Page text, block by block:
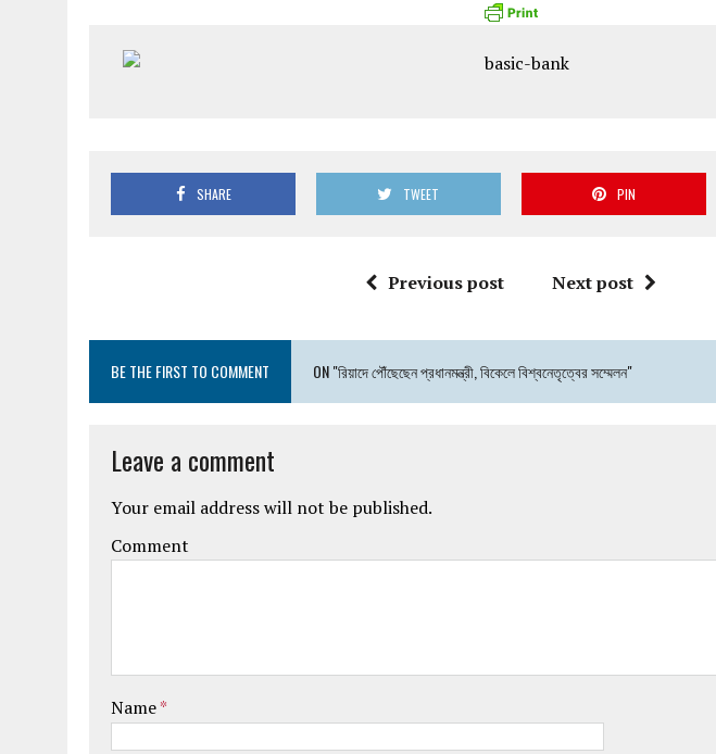
SHARE TWEET PIN
Previous post Next post
BE THE FIRST TO COMMENT ON "রিয়াদে পৌঁছেছেন প্রধানমন্ত্রী, বিকেলে বিশ্বনেতৃত্বের সম্মেলন"
Leave a comment
Your email address will not be published.
Comment
Name*